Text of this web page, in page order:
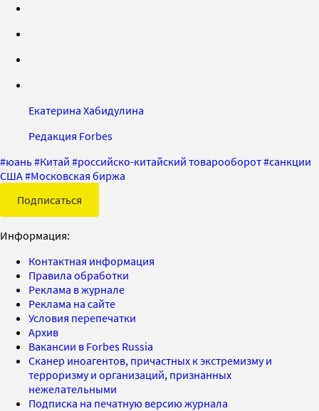
Екатерина Хабидулина
Редакция Forbes
#юань#Китай #российско-китайский товарооборот#санкции
США#Московская биржа
Подписаться
Информация:
Контактная информация
Правила обработки
Реклама в журнале
Реклама на сайте
Условия перепечатки
Архив
Вакансии в Forbes Russia
Сканер иноагентов, причастных к экстремизму и
терроризму и организаций, признанных
нежелательными
Подписка на печатную версию журнала